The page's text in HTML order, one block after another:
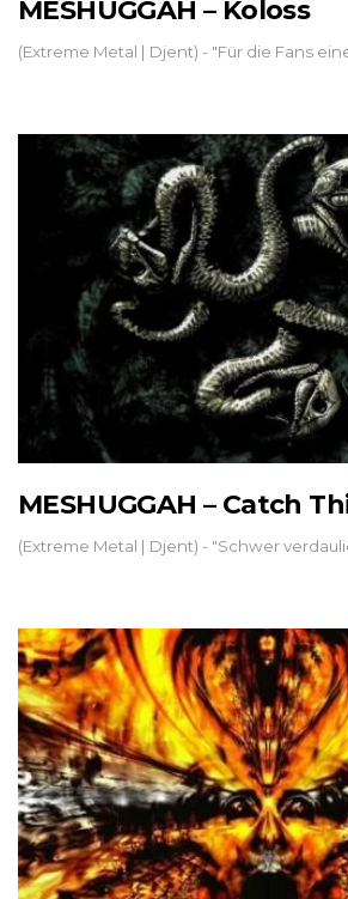
MESHUGGAH – Koloss
(Extreme Metal | Djent) - "Für die Fans
MESHUGGAH – Catch
(Extreme Metal | Djent) - "Schwer